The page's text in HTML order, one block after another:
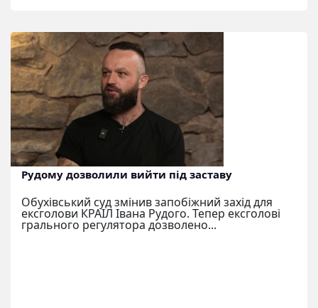
Рудому дозволили вийти під заставу
Обухівський суд змінив запобіжний захід для
ексголови КРАІЛ Івана Рудого. Тепер ексголові
грального регулятора дозволено...